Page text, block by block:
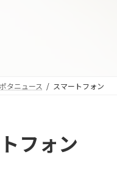
タニュース スマートフォン
フォン